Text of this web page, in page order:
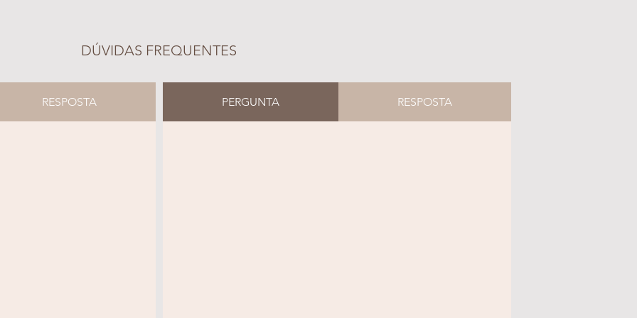
DÚVIDAS FREQUENTES
RESPOSTA PERGUNTA RESPOSTA